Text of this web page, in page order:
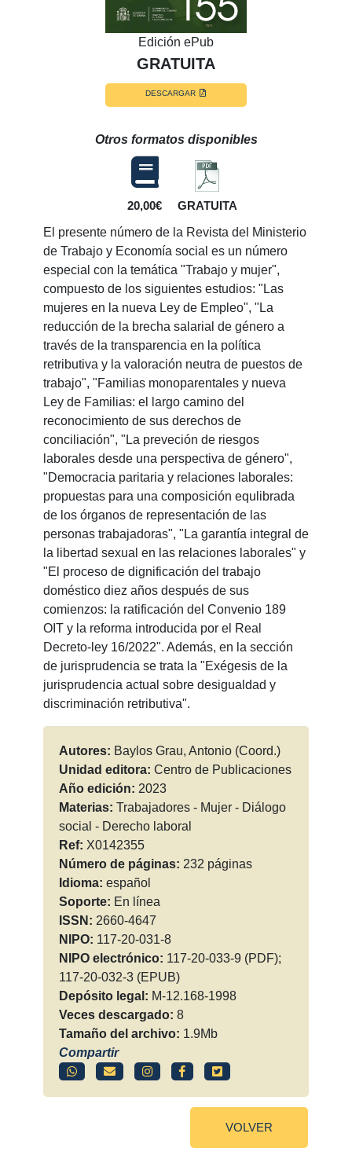
Edición ePub
GRATUITA
DESCARGAR
Otros formatos disponibles
20,00€
GRATUITA
El presente número de la Revista del Ministerio
de Trabajo y Economía social es un número
especial con la temática "Trabajo y mujer",
compuesto de los siguientes estudios: "Las
mujeres en la nueva Ley de Empleo", "La
reducción de la brecha salarial de género a
través de la transparencia en la política
retributiva y la valoración neutra de puestos de
trabajo", "Familias monoparentales y nueva
Ley de Familias: el largo camino del
reconocimiento de sus derechos de
conciliación", "La preveción de riesgos
laborales desde una perspectiva de género",
"Democracia paritaria y relaciones laborales:
propuestas para una composición equlibrada
de los órganos de representación de las
personas trabajadoras", "La garantía integral de
la libertad sexual en las relaciones laborales" y
"El proceso de dignificación del trabajo
doméstico diez años después de sus
comienzos: la ratificación del Convenio 189
OIT y la reforma introducida por el Real
Decreto-ley 16/2022". Además, en la sección
de jurisprudencia se trata la "Exégesis de la
jurisprudencia actual sobre desigualdad y
discriminación retributiva".
Autores: Baylos Grau, Antonio (Coord.)
Unidad editora: Centro de Publicaciones
Año edición: 2023
Materias: Trabajadores - Mujer - Diálogo
social - Derecho laboral
Ref: X0142355
Número de páginas: 232 páginas
Idioma: español
Soporte: En línea
ISSN: 2660-4647
NIPO: 117-20-031-8
NIPO electrónico: 117-20-033-9 (PDF);
117-20-032-3 (EPUB)
Depósito legal: M-12.168-1998
Veces descargado: 8
Tamaño del archivo: 1.9Mb
Compartir
VOLVER